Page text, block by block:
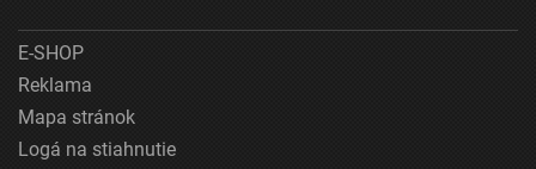
E-SHOP
Reklama
Mapa stránok
Logá na stiahnutie